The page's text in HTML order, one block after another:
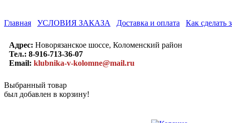
Главная УСЛОВИЯ ЗАКАЗА Доставка и оплата Как сделать
Адрес: Новорязанское шоссе, Коломенский район
Тел.: 8-916-713-36-07
Email: klubnika-v-kolomne@mail.ru
Выбранный товар
был добавлен в корзину!